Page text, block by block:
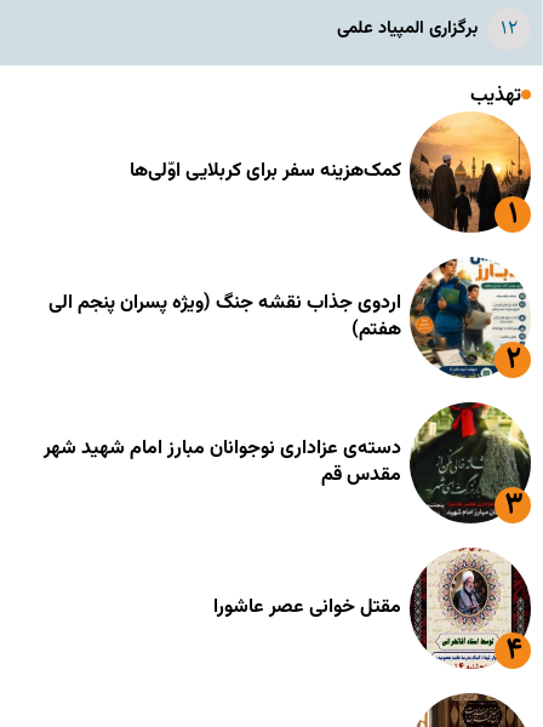
برگزاری المپیاد علمی
تهذیب
کمک‌هزینه سفر برای کربلایی اوّلی‌ها
اردوی جذاب نقشه جنگ (ویژه پسران پنجم الی
هفتم)
دسته‌ی عزاداری نوجوانان مبارز امام شهید شهر
مقدس قم
مقتل خوانی عصر عاشورا